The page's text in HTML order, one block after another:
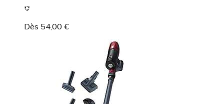
Dès 54,00 €